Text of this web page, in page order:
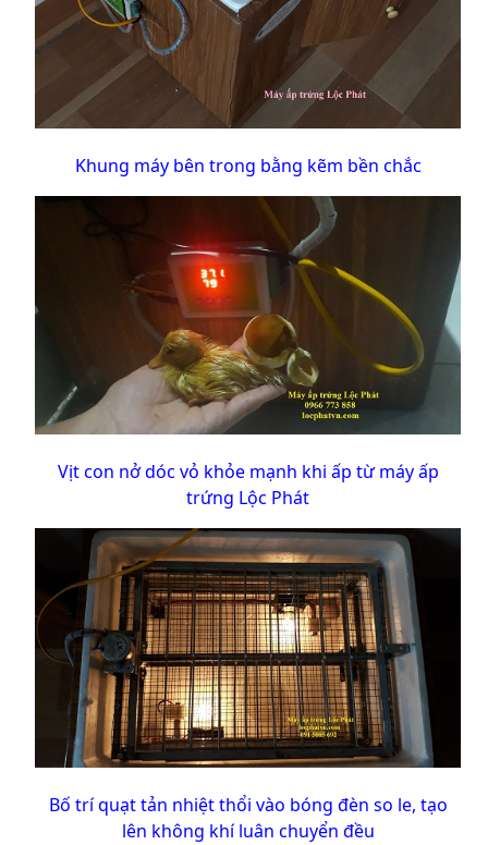
Khung máy bên trong bằng kẽm bền chắc
Vịt con nở dóc vỏ khỏe mạnh khi ấp từ máy ấp
trứng Lộc Phát
Bố trí quạt tản nhiệt thổi vào bóng đèn so le, tạo
lên không khí luân chuyển đều